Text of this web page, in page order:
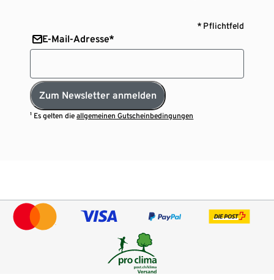
* Pflichtfeld
E-Mail-Adresse*
Zum Newsletter anmelden
¹ Es gelten dieallgemeinen Gutscheinbedingungen